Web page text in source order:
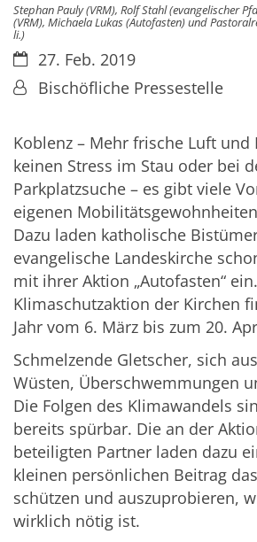
Stephan Pauly (VRM), Rolf Stahl (evangelischer
(VRM), Michaela Lukas (Autofasten) und
li.)
Datum:27. Feb. 2019
Von:Bischöfliche Pressestelle
Koblenz – Mehr frische Luft und
keinen Stress im Stau oder bei
Parkplatzsuche – es gibt viele
eigenen
Dazu laden katholische
evangelische Landeskirche
mit ihrer Aktion „Autofasten“
Klimaschutzaktion der Kirchen
Jahr vom 6. März bis zum 20.
Schmelzende Gletscher, sich
Wüsten, Überschwemmungen
Die Folgen des Klimawandels
bereits spürbar. Die an der
beteiligten Partner laden dazu
kleinen persönlichen Beitrag
schützen und auszuprobieren,
wirklich nötig ist.